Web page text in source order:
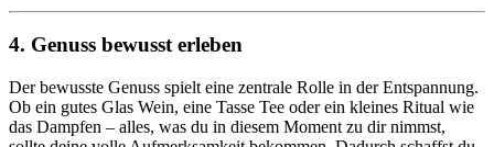
4. Genuss bewusst erleben
Der bewusste Genuss spielt eine zentrale Rolle in der Entspannung.
Ob ein gutes Glas Wein, eine Tasse Tee oder ein kleines Ritual wie
das Dampfen – alles, was du in diesem Moment zu dir nimmst,